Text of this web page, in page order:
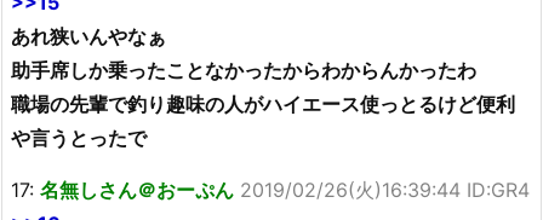
あれ狭いんやなぁ
助手席しか乗ったことなかったからわからんかったわ
職場の先輩で釣り趣味の人がハイエース使っとるけど便利
や言うとったで
17: 名無しさん＠おーぷん 2019/02/26(火)16:39:44 ID:GR4